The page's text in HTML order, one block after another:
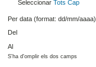
Seleccionar Tots Cap
Per data (format: dd/mm/aaaa)
Del
Al
S'ha d'omplir els dos camps